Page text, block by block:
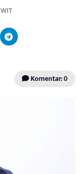
Komentar: 0